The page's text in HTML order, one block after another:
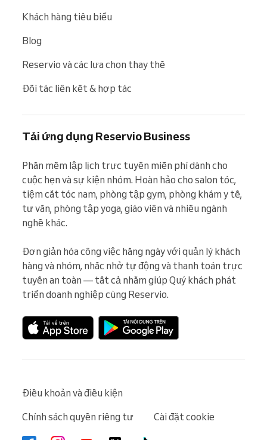
Khách hàng tiêu biểu
Blog
Reservio và các lựa chọn thay thế
Đối tác liên kết & hợp tác
Tải ứng dụng Reservio Business
Phần mềm lập lịch trực tuyến miễn phí dành cho
cuộc hẹn và sự kiện nhóm. Hoàn hảo cho salon tóc,
tiệm cắt tóc nam, phòng tập gym, phòng khám y tế,
tư vấn, phòng tập yoga, giáo viên và nhiều ngành
nghề khác.
Đơn giản hóa công việc hằng ngày với quản lý khách
hàng và nhóm, nhắc nhở tự động và thanh toán trực
tuyến an toàn — tất cả nhằm giúp Quý khách phát
triển doanh nghiệp cùng Reservio.
Điều khoản và điều kiện
Chính sách quyền riêng tư
Cài đặt cookie